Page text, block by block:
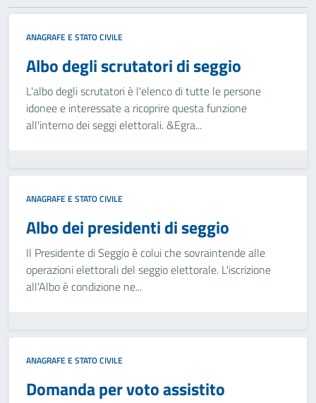
ANAGRAFE E STATO CIVILE
Albo degli scrutatori di seggio
L'albo degli scrutatori è l'elenco di tutte le persone
idonee e interessate a ricoprire questa funzione
all'interno dei seggi elettorali. &Egra...
ANAGRAFE E STATO CIVILE
Albo dei presidenti di seggio
Il Presidente di Seggio è colui che sovraintende alle
operazioni elettorali del seggio elettorale. L'iscrizione
all'Albo è condizione ne...
ANAGRAFE E STATO CIVILE
Domanda per voto assistito